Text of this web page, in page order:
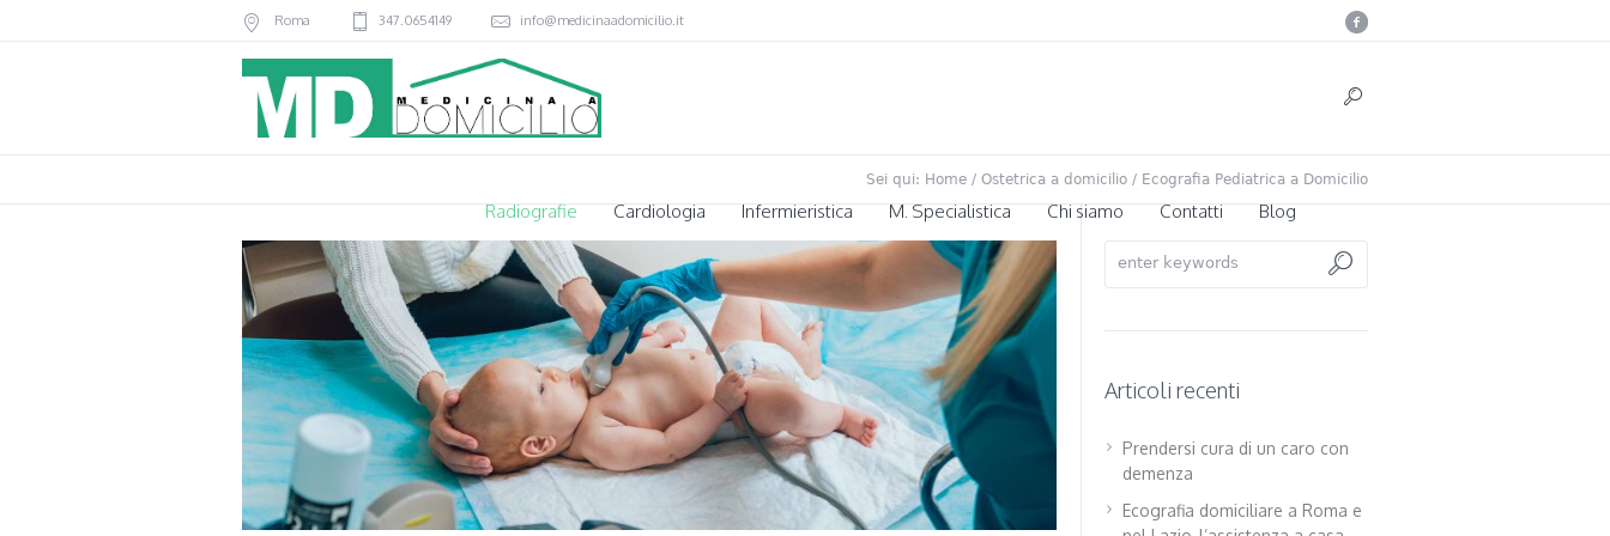
Roma 347.0654149 info@medicinaadomicilio.it
Radiografie Cardiologia Infermieristica M. Specialistica Chi siamo Contatti Blog
Sei qui: Home / Ostetrica a domicilio / Ecografia Pediatrica a Domicilio
Articoli recenti
Prendersi cura di un caro con
demenza
Ecografia domiciliare a Roma e